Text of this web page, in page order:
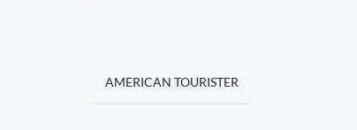
AMERICAN TOURISTER